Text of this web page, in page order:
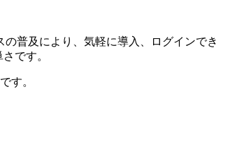
普及により、気軽に導入、ログインでき
です。
す。